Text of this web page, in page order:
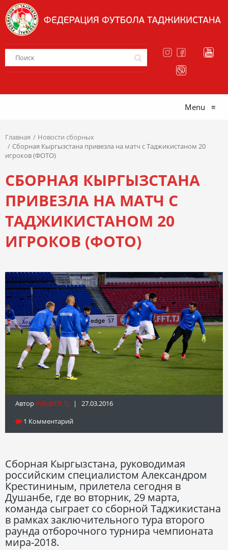
Menu ≡
Главная
Новости сборных
Сборная Кыргызстана привезла на матч с Таджикистаном 20
игроков (ФОТО)
СБОРНАЯ КЫРГЫЗСТАНА
ПРИВЕЗЛА НА МАТЧ С
ТАДЖИКИСТАНОМ 20
ИГРОКОВ (ФОТО)
Автор Info@fft.tj | 27.03.2016
1 Комментарий
Сборная Кыргызстана, руководимая
российским специалистом Александром
Крестининым, прилетела сегодня в
Душанбе, где во вторник, 29 марта,
команда сыграет со сборной Таджикистана
в рамках заключительного тура второго
раунда отборочного турнира чемпионата
мира-2018.